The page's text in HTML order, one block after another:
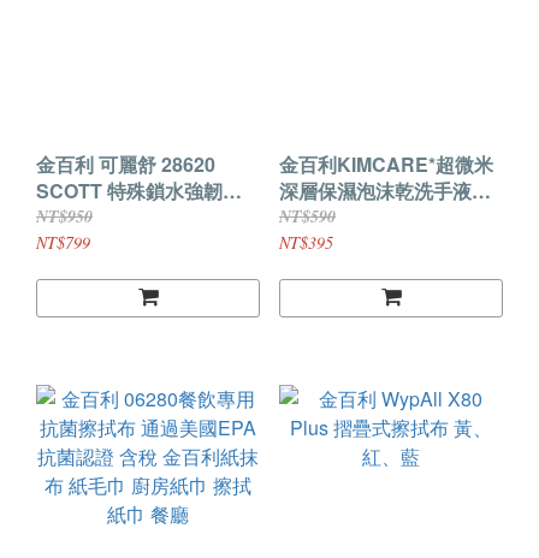
金百利 可麗舒 28620
SCOTT 特殊鎖水強韌擦
手紙 250抽/16包/箱
NT$950
NT$799
金百利KIMCARE*超微米
深層保濕泡沫乾洗手液
1000ml- HACCP 認證
NT$590
NT$395